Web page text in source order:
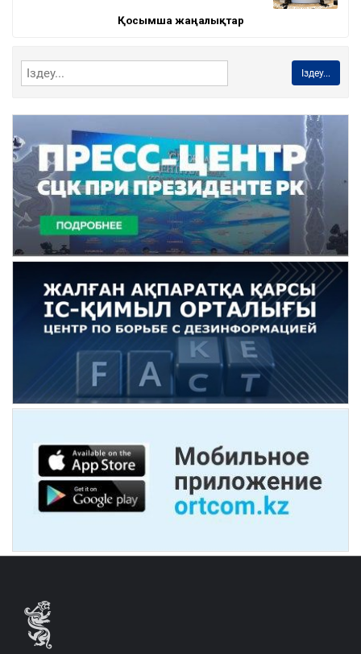
Қосымша жаңалықтар
Іздеу...